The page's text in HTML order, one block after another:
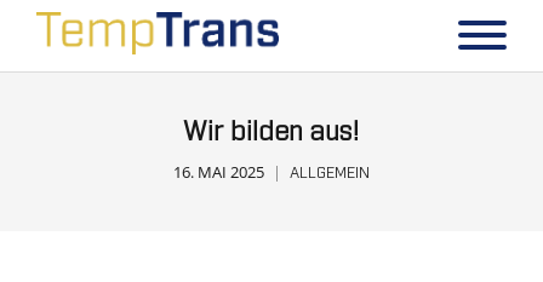
Wir bilden aus!
16. MAI 2025 ALLGEMEIN